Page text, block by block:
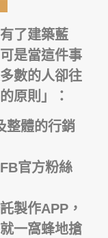
了建築藍
是當這件事
數的人卻往
原則」：
整體的行銷
官方粉絲
製作APP，
一窩蜂地搶